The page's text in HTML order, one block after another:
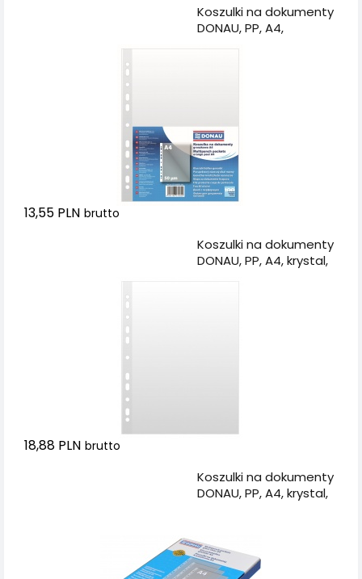
Koszulki na dokumenty
DONAU, PP, A4,
13,55 PLN brutto
Koszulki na dokumenty
DONAU, PP, A4, krystal,
18,88 PLN brutto
Koszulki na dokumenty
DONAU, PP, A4, krystal,